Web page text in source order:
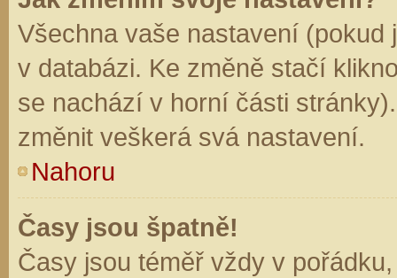
Všechna vaše nastavení (pokud
v databázi. Ke změně stačí
se nachází v horní části
změnit veškerá svá nastavení.
Nahoru
Časy jsou špatně!
Časy jsou téměř vždy v